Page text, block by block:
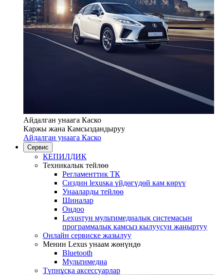
Айдалган унаага Каско
Каржы жана Камсыздандыруу
Айдалган унаага Каско
Сервис
КЕПИЛДИК
Техникалык тейлөө
Регламенттик ТК
Сиздин lexusка үйдөгүдөй кам көрүү
Унааларды тейлөө
Шиналар
Оңдоо
Lexusтун мультимедиалык системасын
программалык камсыз кылуусун жаңыртуу
Онлайн сервиске жазылуу
Менин Lexus унаам жөнүндө
Bluetooth
Mультимедиа
Түпнұсқа аксессуарлар